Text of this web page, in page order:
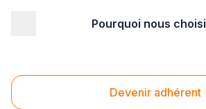
Pourquoi nous
Devenir adhérent
Peinture Chambly (60230)